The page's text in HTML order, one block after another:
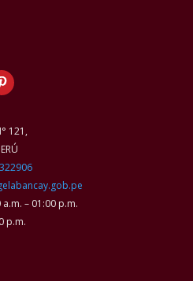
121,
– 01:00 p.m.
p.m.